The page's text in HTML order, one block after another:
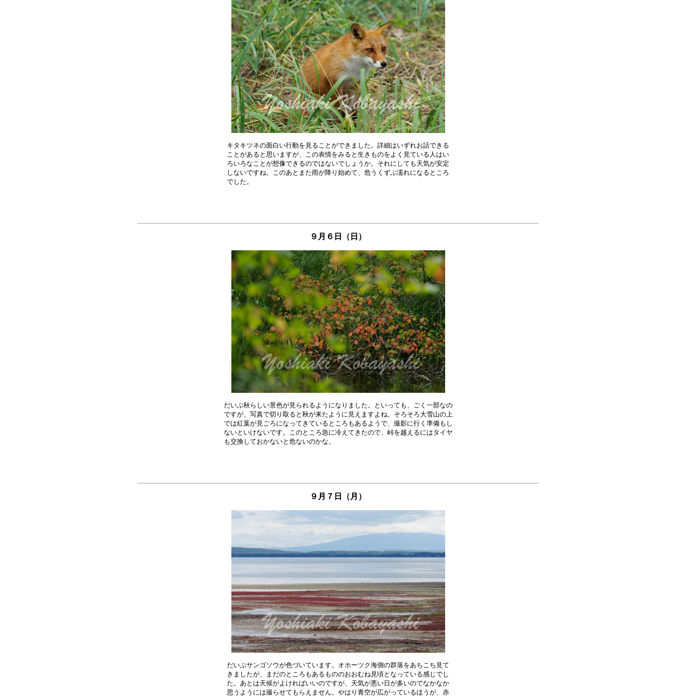
キタキツネの面白い行動を見ることができました。詳細はいずれお話できる
ことがあると思いますが、この表情をみると生きものをよく見ている人はい
ろいろなことが想像できるのではないでしょうか。それにしても天気が安定
しないですね。このあとまた雨が降り始めて、危うくずぶ濡れになるところ
９月６日（日）
だいぶ秋らしい景色が見られるようになりました。といっても、ごく一部なの
ですが、写真で切り取ると秋が来たように見えますよね。そろそろ大雪山の上
では紅葉が見ごろになってきているところもあるようで、撮影に行く準備もし
ないといけないです。このところ急に冷えてきたので、峠を越えるにはタイヤ
９月７日（月）
だいぶサンゴソウが色づいています。オホーツク海側の群落をあちこち見て
きましたが、まだのところもあるもののおおむね見頃となっている感じでし
た。あとは天候がよければいいのですが、天気が悪い日が多いのでなかなか
思うようには撮らせてもらえません。やはり青空が広がっているほうが、赤